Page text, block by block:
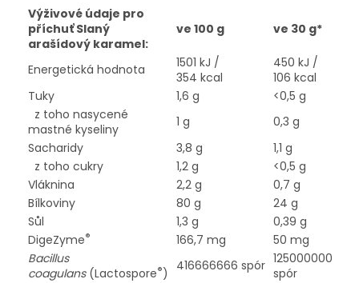
Výživové údaje pro
příchuť Slaný
arašídový karamel:
ve 100 g ve 30 g*
Energetická hodnota
1501 kJ /
354 kcal
450 kJ /
106 kcal
Tuky
1,6 g
<0,5 g
z toho nasycené
mastné kyseliny
1 g
0,3 g
Sacharidy
3,8 g
1,1 g
z toho cukry
1,2 g
<0,5 g
Vláknina
2,2 g
0,7 g
Bílkoviny
80 g
24 g
Sůl
1,3 g
0,39 g
DigeZyme® 166,7 mg
50 mg
Bacillus
coagulans(Lactospore®) 416666666 spór 125000000
spór